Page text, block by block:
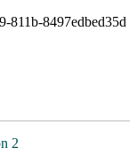
811b-8497edbed35d
2